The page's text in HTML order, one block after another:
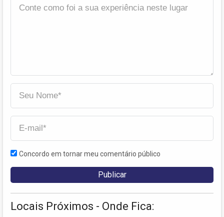
Concordo em tornar meu comentário público
Locais Próximos - Onde Fica: